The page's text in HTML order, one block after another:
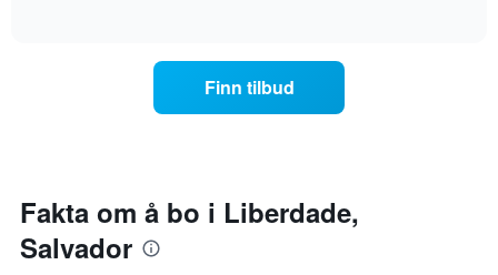
X-
akse
viser
Finn tilbud
Fakta om å bo i Liberdade,
Salvador